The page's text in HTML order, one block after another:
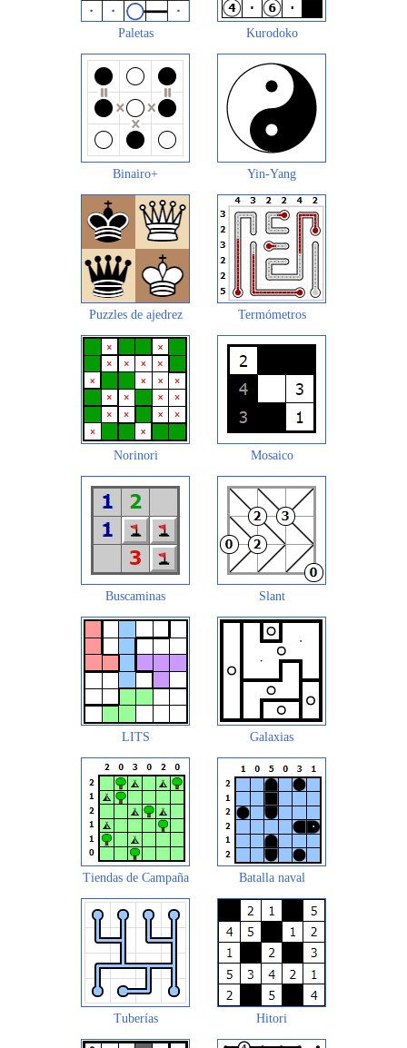
Paletas Kurodoko
Binairo+ Yin-Yang
Puzzles de ajedrez Termómetros
Norinori Mosaico
Buscaminas Slant
LITS Galaxias
Tiendas de Campaña Batalla naval
Tuberías Hitori